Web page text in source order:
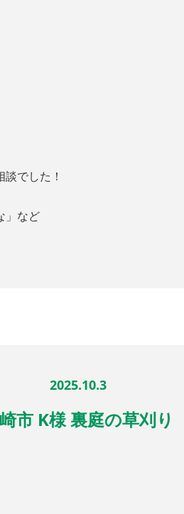
でした！
」など
2025.10.3
市 K様 裏庭の草刈り